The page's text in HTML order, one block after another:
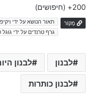
200+ (חיפושים)
מָקוֹר תאור הנושא על ידי
גרף טרנדים על ידי
לבנון לבנון
לבנון כותרות